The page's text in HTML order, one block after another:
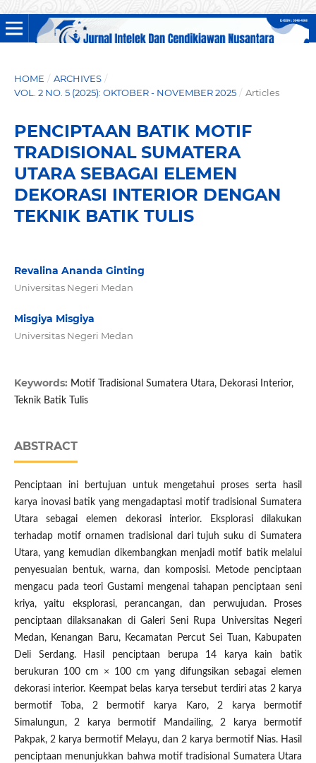
HOME / ARCHIVES /
VOL. 2 NO. 5 (2025): OKTOBER - NOVEMBER 2025 / Articles
PENCIPTAAN BATIK MOTIF
TRADISIONAL SUMATERA
UTARA SEBAGAI ELEMEN
DEKORASI INTERIOR DENGAN
TEKNIK BATIK TULIS
Revalina Ananda Ginting
Universitas Negeri Medan
Misgiya Misgiya
Universitas Negeri Medan
Keywords: Motif Tradisional Sumatera Utara, Dekorasi Interior,
Teknik Batik Tulis
ABSTRACT
Penciptaan ini bertujuan untuk mengetahui proses serta hasil
karya inovasi batik yang mengadaptasi motif tradisional Sumatera
Utara sebagai elemen dekorasi interior. Eksplorasi dilakukan
terhadap motif ornamen tradisional dari tujuh suku di Sumatera
Utara, yang kemudian dikembangkan menjadi motif batik melalui
penyesuaian bentuk, warna, dan komposisi. Metode penciptaan
mengacu pada teori Gustami mengenai tahapan penciptaan seni
kriya, yaitu eksplorasi, perancangan, dan perwujudan. Proses
penciptaan dilaksanakan di Galeri Seni Rupa Universitas Negeri
Medan, Kenangan Baru, Kecamatan Percut Sei Tuan, Kabupaten
Deli Serdang. Hasil penciptaan berupa 14 karya kain batik
berukuran 100 cm × 100 cm yang difungsikan sebagai elemen
dekorasi interior. Keempat belas karya tersebut terdiri atas 2 karya
bermotif Toba, 2 bermotif karya Karo, 2 karya bermotif
Simalungun, 2 karya bermotif Mandailing, 2 karya bermotif
Pakpak, 2 karya bermotif Melayu, dan 2 karya bermotif Nias. Hasil
penciptaan menunjukkan bahwa motif tradisional Sumatera Utara